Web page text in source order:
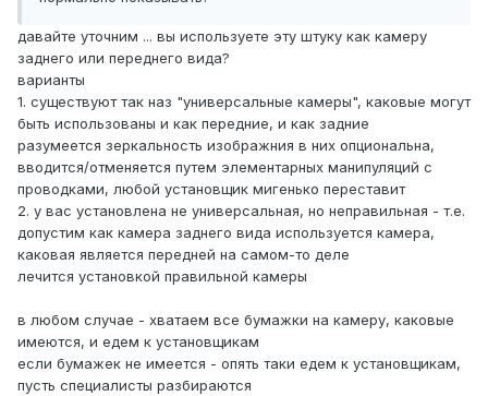
давайте уточним ... вы используете эту штуку как камеру
заднего или переднего вида?
варианты
1. существуют так наз "универсальные камеры", каковые могут
быть использованы и как передние, и как задние
разумеется зеркальность изображния в них опциональна,
вводится/отменяется путем элементарных манипуляций с
проводками, любой установщик мигенько переставит
2. у вас установлена не универсальная, но неправильная - т.е.
допустим как камера заднего вида используется камера,
каковая является передней на самом-то деле
лечится установкой правильной камеры
в любом случае - хватаем все бумажки на камеру, каковые
имеются, и едем к установщикам
если бумажек не имеется - опять таки едем к установщикам,
пусть специалисты разбираются